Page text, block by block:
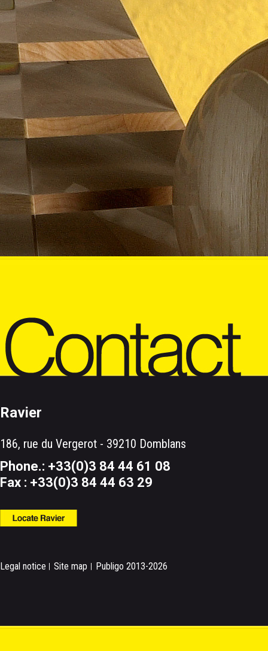
Ravier
186, rue du Vergerot - 39210 Domblans
Phone.: +33(0)3 84 44 61 08
Fax : +33(0)3 84 44 63 29
Legal notice Site map Publigo 2013-2026